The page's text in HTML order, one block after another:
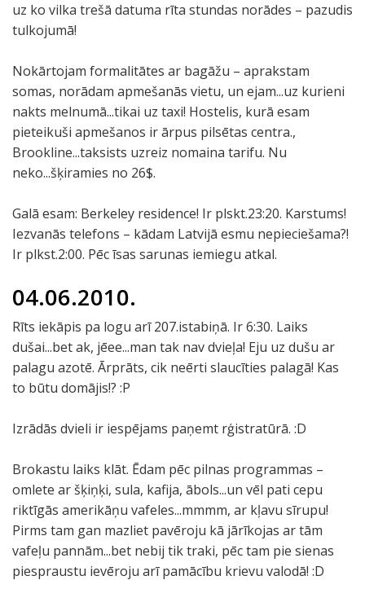
uz ko vilka trešā datuma rīta stundas norādes – pazudis
tulkojumā!
Nokārtojam formalitātes ar bagāžu – aprakstam
somas, norādam apmešanās vietu, un ejam...uz kurieni
nakts melnumā...tikai uz taxi! Hostelis, kurā esam
pieteikuši apmešanos ir ārpus pilsētas centra.,
Brookline...taksists uzreiz nomaina tarifu. Nu
neko...šķiramies no 26$.
Galā esam: Berkeley residence! Ir plskt.23:20. Karstums!
Iezvanās telefons – kādam Latvijā esmu nepieciešama?!
Ir plkst.2:00. Pēc īsas sarunas iemiegu atkal.
04.06.2010.
Rīts iekāpis pa logu arī 207.istabiņā. Ir 6:30. Laiks
dušai...bet ak, jēee...man tak nav dvieļa! Eju uz dušu ar
palagu azotē. Ārprāts, cik neērti slaucīties palagā! Kas
to būtu domājis!? :P
Izrādās dvieli ir iespējams paņemt rģistratūrā. :D
Brokastu laiks klāt. Ēdam pēc pilnas programmas –
omlete ar šķiņķi, sula, kafija, ābols...un vēl pati cepu
riktīgās amerikāņu vafeles...mmmm, ar kļavu sīrupu!
Pirms tam gan mazliet pavēroju kā jārīkojas ar tām
vafeļu pannām...bet nebij tik traki, pēc tam pie sienas
piespraustu ievēroju arī pamācību krievu valodā! :D